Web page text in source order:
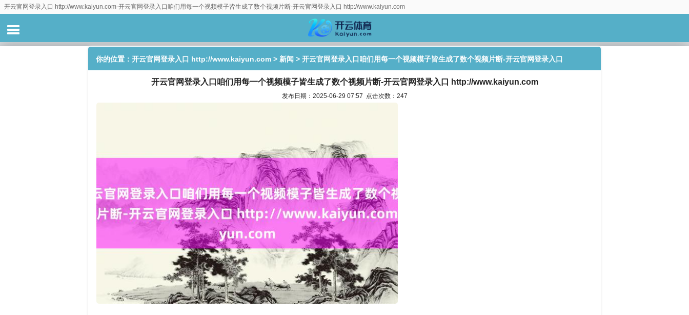
开云官网登录入口 http://www.kaiyun.com-开云官网登录入口咱们用每一个视频模子皆生成了数个视频片断-开云官网登录入口 http://www.kaiyun.com
你的位置： 开云官网登录入口 http://www.kaiyun.com > 新闻 > 开云官网登录入口咱们用每一个视频模子皆生成了数个视频片断-开云官网登录入口
http://www.kaiyun.com开云官网登录入口咱们用每一个视频模子皆生成了数个视频片断-开云官网登录入口 http://www.kaiyun.com
发布日期：2025-06-29 07:57 点击次数：247